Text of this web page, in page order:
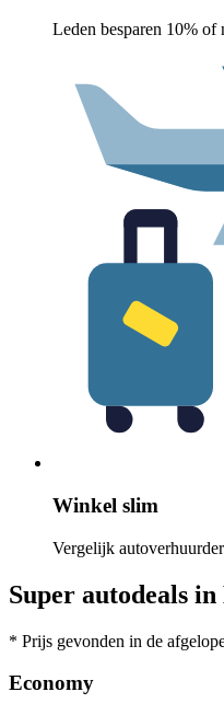
Leden besparen 10%
Winkel slim
Vergelijk
Super autodeals
* Prijs gevonden in de
Economy